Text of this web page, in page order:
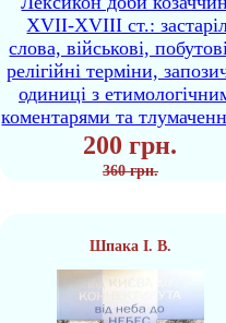
XVII-XVIII ст.:
слова, військові,
релігійні терміни,
одиниці з
коментарями та
200 грн.
360 грн.
Шпака І. В.